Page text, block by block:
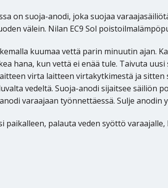
on suoja-anodi, joka suojaa
välein. Nilan EC9 Sol
kuumaa vettä parin minuutin ajan.
hana, kun vettä ei enää tule. Taivuta
virta laitteen virtakytkimestä ja
vedeltä. Suoja-anodi sijaitsee säiliön
varaajaan työnnettäessä. Sulje anodin
paikalleen, palauta veden syöttö